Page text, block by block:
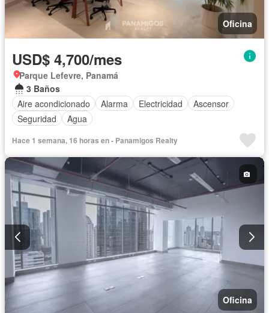
Oficina
USD$ 4,700/mes
Parque Lefevre, Panamá
3 Baños
Aire acondicionado
Alarma Electricidad
Ascensor
Seguridad
Agua
Hace 1 semana, 16 horas en - Panamigos Realty
Oficina